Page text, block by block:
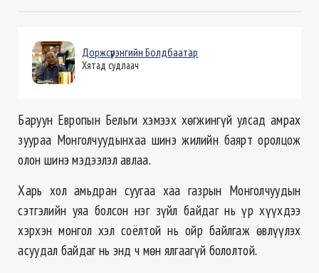
Доржсүрэнгийн Болдбаатар
Хятад судлаач
Баруун Европын Бельги хэмээх хөгжингүй улсад амрах
зуураа Монголчуудынхаа шинэ жилийн баярт оролцож
олон шинэ мэдээлэл авлаа.
Харь хол амьдран суугаа хаа газрын Монголчуудын
сэтгэлийн уяа болсон нэг зүйл байдаг нь үр хүүхдээ
хэрхэн монгол хэл соёлтой нь ойр байлгаж өвлүүлэх
асуудал байдаг нь энд ч мөн ялгаагүй бололтой.